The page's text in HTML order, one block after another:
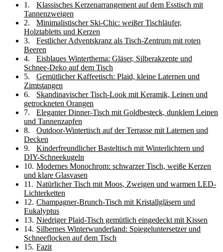
Klassisches Kerzenarrangement auf dem Esstisch mit
Tannenzweigen
Minimalistischer Ski-Chic: weißer Tischläufer,
Holztabletts und Kerzen
Festlicher Adventskranz als Tisch-Zentrum mit roten
Beeren
Eisblaues Winterthema: Gläser, Silberakzente und
Schnee-Deko auf dem Tisch
Gemütlicher Kaffeetisch: Plaid, kleine Laternen und
Zimtstangen
Skandinavischer Tisch-Look mit Keramik, Leinen und
getrockneten Orangen
Eleganter Dinner-Tisch mit Goldbesteck, dunklem Leinen
und Tannenzapfen
Outdoor-Wintertisch auf der Terrasse mit Laternen und
Decken
Kinderfreundlicher Basteltisch mit Winterlichtern und
DIY-Schneekugeln
Modernes Monochrom: schwarzer Tisch, weiße Kerzen
und klare Glasvasen
Natürlicher Tisch mit Moos, Zweigen und warmen LED-
Lichterketten
Champagner-Brunch-Tisch mit Kristallgläsern und
Eukalyptus
Niedriger Plaid-Tisch gemütlich eingedeckt mit Kissen
Silbernes Winterwunderland: Spiegeluntersetzer und
Schneeflocken auf dem Tisch
Fazit